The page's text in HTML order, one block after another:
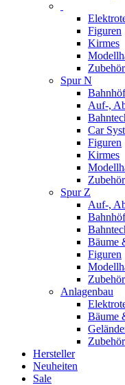
Figuren
Kirmes
Zubehör
Spur N
Auf-,
Car
Figuren
Kirmes
Zubehör
Spur Z
Auf-,
Bäume
Figuren
Zubehör
Anlagenbau
Bäume
Zubehör
Hersteller
Neuheiten
Sale